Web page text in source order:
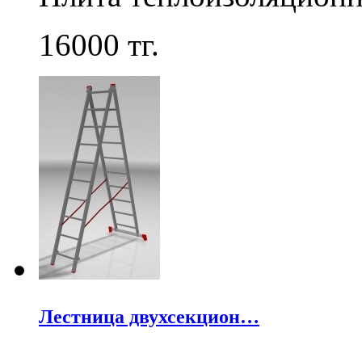
16000 тг.
Лестница двухсекцион…